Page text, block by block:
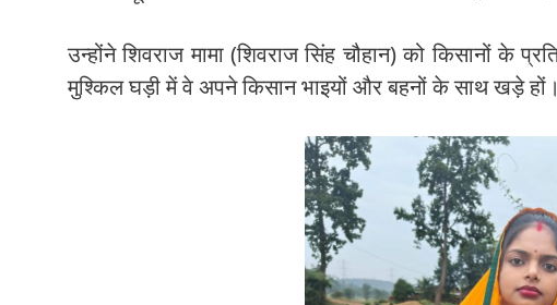
उन्होंने शिवराज मामा (शिवराज सिंह चौहान) को किसानों के
मुश्किल घड़ी में वे अपने किसान भाइयों और बहनों के साथ खड़े हों।